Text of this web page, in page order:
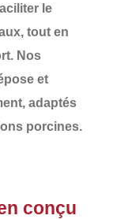
le
tout en
Nos
et
, adaptés
porcines.
conçu